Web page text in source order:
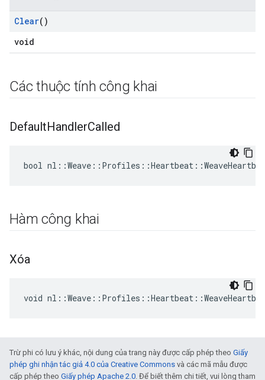
Clear()
void
Các thuộc tính công khai
DefaultHandlerCalled
bool
Hàm công khai
Xóa
void
Trừ phi có lưu ý khác, nội dung của trang này được cấp phép theo Giấy
phép ghi nhận tác giả 4.0 của Creative Commons và các mã mẫu được
cấp phép theo Giấy phép Apache 2.0. Để biết thêm chi tiết, vui lòng tham